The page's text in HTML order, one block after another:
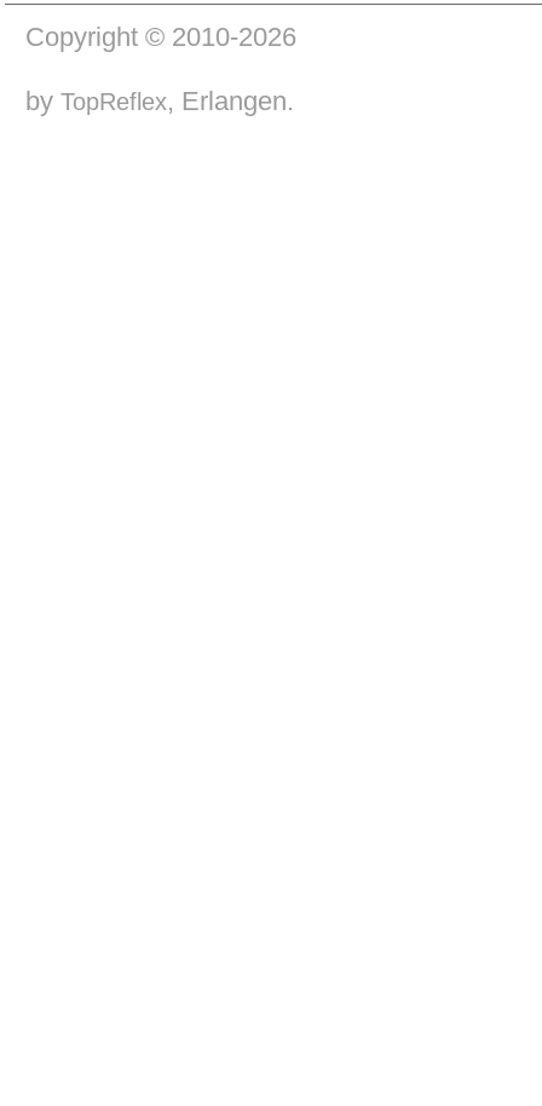
Copyright © 2010-2026
by TopReflex, Erlangen.